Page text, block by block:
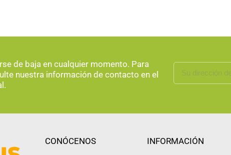
de baja en cualquier momento. Para
nuestra información de contacto en el
CONÓCENOS INFORMACIÓN